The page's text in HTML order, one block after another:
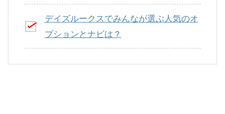
デイズルークスでみんなが選ぶ人気のオ
プションとナビは？